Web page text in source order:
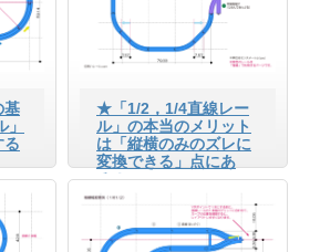
基
る
★「1/2，1/4直線レー
ル」の本当のメリット
は「縦横のみのズレに
変換できる」点にあ
る！